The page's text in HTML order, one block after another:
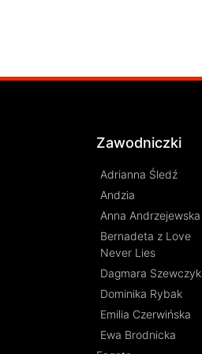
Zawodniczki
Adrianna Śledź
Andzia
Anna Andrzejewska
Bernadeta z Love
Never Lies
Dagmara Szewczyk
Dominika Rybak
Emilia Czerwińska
Ewa Brodnicka